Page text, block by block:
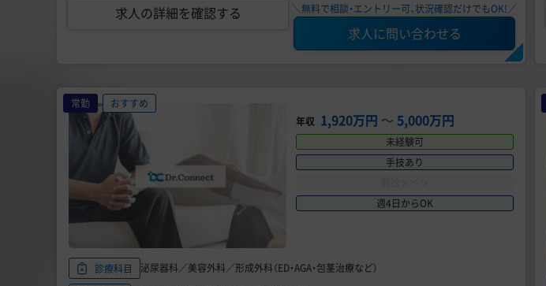
求人の詳細を確認する ＼無料で相談・エントリー可、状況確認だけでもOK!／
求人に問い合わせる
常勤
おすすめ
年収 1,920万円 〜 5,000万円
未経験可
手技あり
週4日からOK
診療科目
泌尿器科／美容外科／形成外科（ED・AGA・包茎治療など）